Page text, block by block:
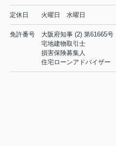
定休日 火曜日 水曜日
免許番号
大阪府知事 (2) 第61665号
宅地建物取引士
損害保険募集人
住宅ローンアドバイザー